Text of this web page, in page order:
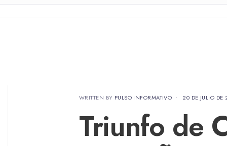
WRITTEN BY PULSO INFORMATIVO • 20 DE JULIO DE
Triunfo de